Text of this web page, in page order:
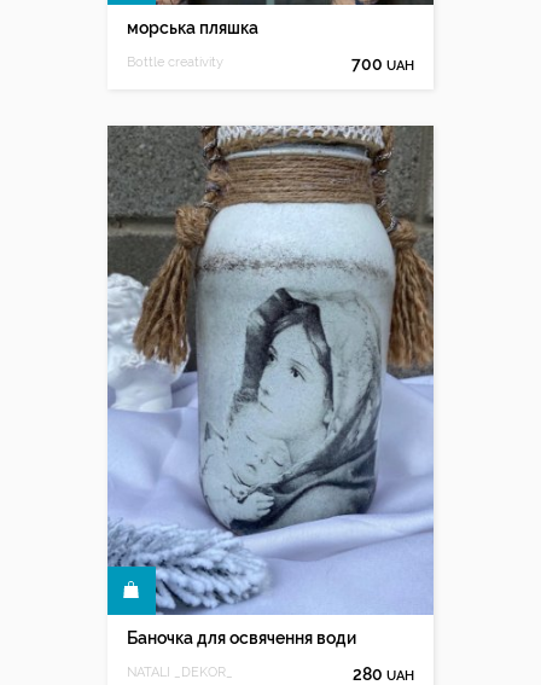
морська пляшка
Bottle creativity 700 UAH
Баночка для освячення води
NATALI _DEKOR_ 280 UAH